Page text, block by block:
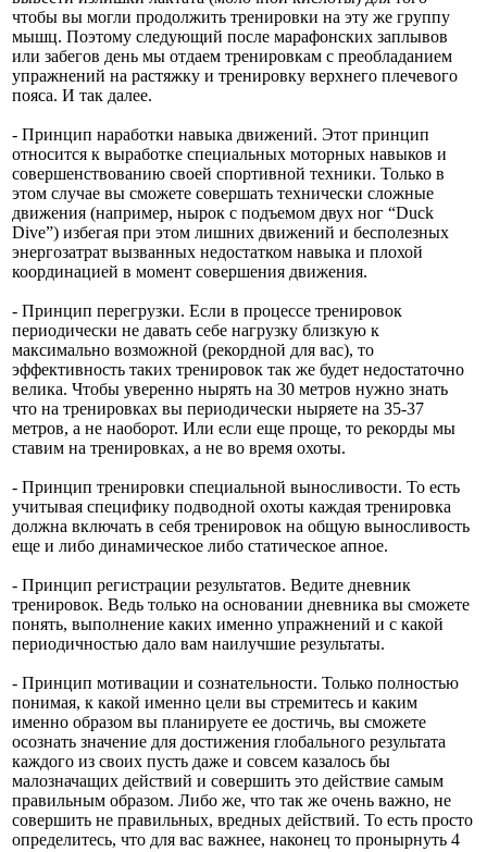
чтобы вы могли продолжить тренировки на эту же группу
мышц. Поэтому следующий после марафонских заплывов
или забегов день мы отдаем тренировкам с преобладанием
упражнений на растяжку и тренировку верхнего плечевого
пояса. И так далее.
- Принцип наработки навыка движений. Этот принцип
относится к выработке специальных моторных навыков и
совершенствованию своей спортивной техники. Только в
этом случае вы сможете совершать технически сложные
движения (например, нырок с подъемом двух ног “Duck
Dive”) избегая при этом лишних движений и бесполезных
энергозатрат вызванных недостатком навыка и плохой
координацией в момент совершения движения.
- Принцип перегрузки. Если в процессе тренировок
периодически не давать себе нагрузку близкую к
максимально возможной (рекордной для вас), то
эффективность таких тренировок так же будет недостаточно
велика. Чтобы уверенно нырять на 30 метров нужно знать
что на тренировках вы периодически ныряете на 35-37
метров, а не наоборот. Или если еще проще, то рекорды мы
ставим на тренировках, а не во время охоты.
- Принцип тренировки специальной выносливости. То есть
учитывая специфику подводной охоты каждая тренировка
должна включать в себя тренировок на общую выносливость
еще и либо динамическое либо статическое апное.
- Принцип регистрации результатов. Ведите дневник
тренировок. Ведь только на основании дневника вы сможете
понять, выполнение каких именно упражнений и с какой
периодичностью дало вам наилучшие результаты.
- Принцип мотивации и сознательности. Только полностью
понимая, к какой именно цели вы стремитесь и каким
именно образом вы планируете ее достичь, вы сможете
осознать значение для достижения глобального результата
каждого из своих пусть даже и совсем казалось бы
малозначащих действий и совершить это действие самым
правильным образом. Либо же, что так же очень важно, не
совершить не правильных, вредных действий. То есть просто
определитесь, что для вас важнее, наконец то пронырнуть 4